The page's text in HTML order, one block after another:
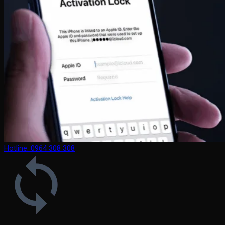
Hotline: 0964 308 308